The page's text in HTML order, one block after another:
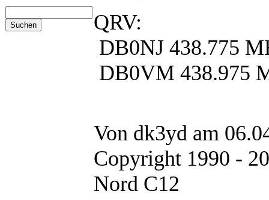
QRV:
DB0NJ 438.775
DB0VM 438.975
Von dk3yd am
Copyright 1990 -
Nord C12